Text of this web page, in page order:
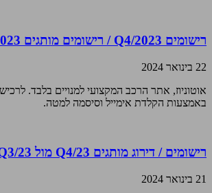
רישומים Q4/2023 / רישומים מותגים Q4/2023
22 בינואר 2024
אוטוניוז, אתר הרכב המקצועי למנויים בלבד.
באמצעות הקלדת אימייל וסיסמה למטה.
רישומים / דירוג מותגים Q4/23 מול Q3/23
21 בינואר 2024